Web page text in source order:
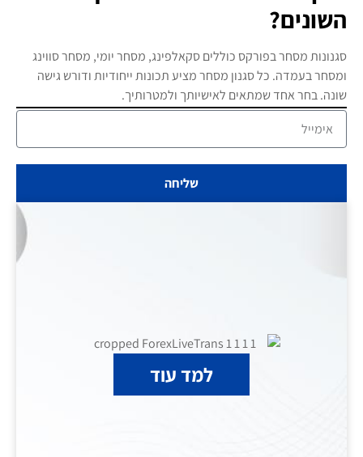
שליחה
למד עוד
השונים?
סגנונות מסחר בפורקס כוללים סקאלפינג, מסחר יומי, מסחר סווינג
ומסחר בעמדה. כל סגנון מסחר מציע תכונות ייחודיות ודורש גישה
שונה. בחר אחד שמתאים לאישיותך ולמטרותיך.